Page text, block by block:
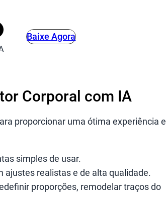
Baixe Agora
Corporal com IA
proporcionar uma ótima experiência e
simples de usar.
realistas e de alta qualidade.
proporções, remodelar traços do